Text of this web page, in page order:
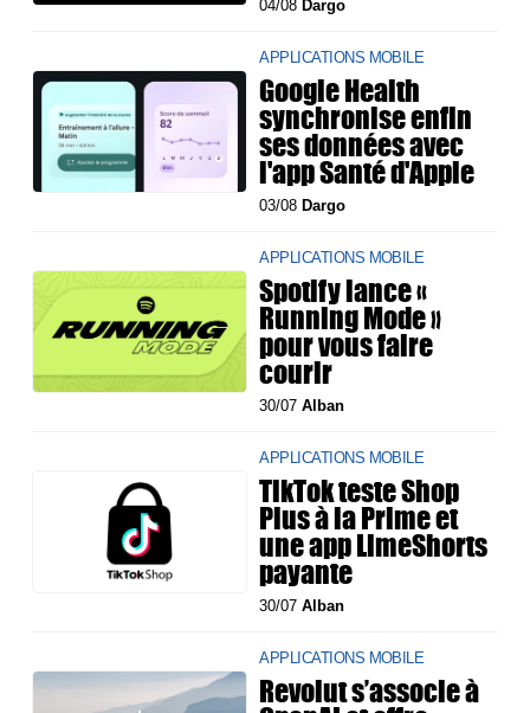
04/08 Dargo
APPLICATIONS MOBILE
Google Health
synchronise enfin
ses données avec
l'app Santé d'Apple
03/08 Dargo
APPLICATIONS MOBILE
Spotify lance «
Running Mode »
pour vous faire
courir
30/07Alban
APPLICATIONS MOBILE
TikTok teste Shop
Plus à la Prime et
une app LimeShorts
payante
30/07Alban
APPLICATIONS MOBILE
Revolut s’associe à